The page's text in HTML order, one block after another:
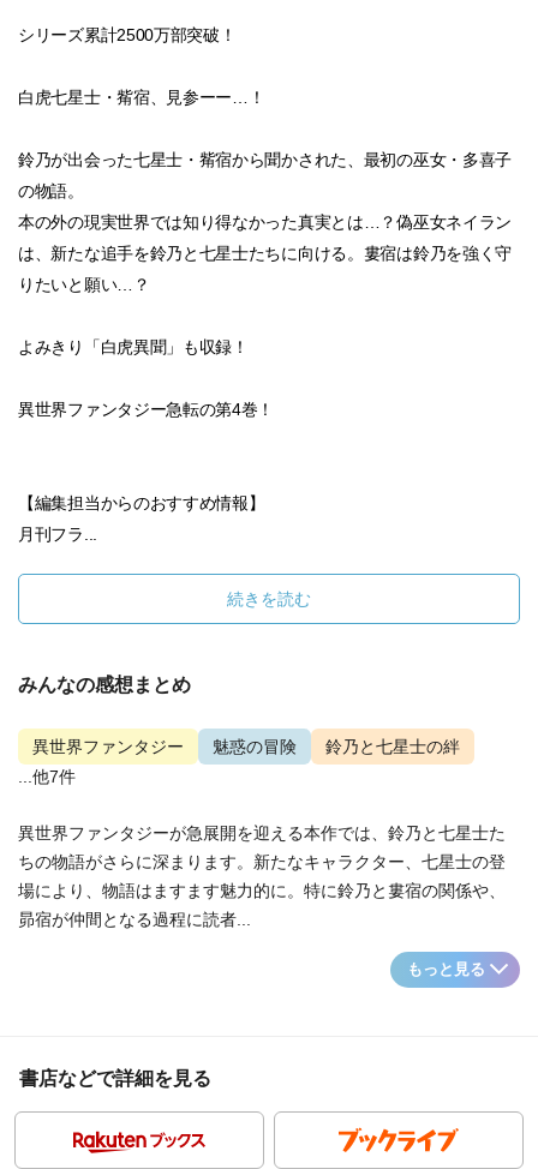
シリーズ累計2500万部突破！
白虎七星士・觜宿、見参ーー…！
鈴乃が出会った七星士・觜宿から聞かされた、最初の巫女・多喜子
の物語。
本の外の現実世界では知り得なかった真実とは…？偽巫女ネイラン
は、新たな追手を鈴乃と七星士たちに向ける。婁宿は鈴乃を強く守
りたいと願い…？
よみきり「白虎異聞」も収録！
異世界ファンタジー急転の第4巻！
【編集担当からのおすすめ情報】
月刊フラ...
続きを読む
みんなの感想まとめ
異世界ファンタジー 魅惑の冒険
鈴乃と七星士の絆
...他7件
異世界ファンタジーが急展開を迎える本作では、鈴乃と七星士た
ちの物語がさらに深まります。新たなキャラクター、七星士の登
場により、物語はますます魅力的に。特に鈴乃と婁宿の関係や、
昴宿が仲間となる過程に読者...
もっと見る
書店などで詳細を見る